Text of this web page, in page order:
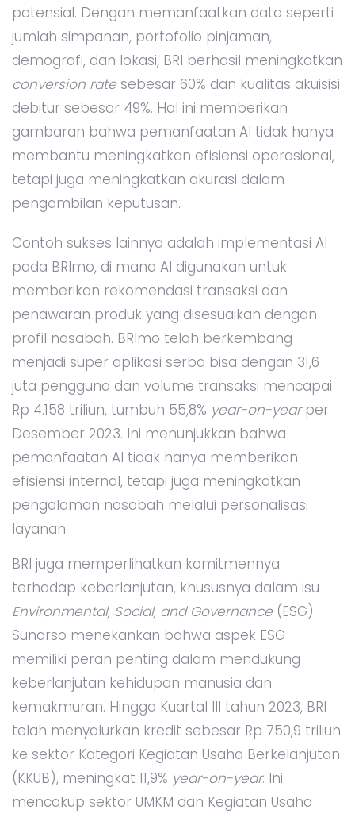
potensial. Dengan memanfaatkan data seperti
jumlah simpanan, portofolio pinjaman,
demografi, dan lokasi, BRI berhasil meningkatkan
conversion rate sebesar 60% dan kualitas akuisisi
debitur sebesar 49%. Hal ini memberikan
gambaran bahwa pemanfaatan AI tidak hanya
membantu meningkatkan efisiensi operasional,
tetapi juga meningkatkan akurasi dalam
pengambilan keputusan.
Contoh sukses lainnya adalah implementasi AI
pada BRImo, di mana AI digunakan untuk
memberikan rekomendasi transaksi dan
penawaran produk yang disesuaikan dengan
profil nasabah. BRImo telah berkembang
menjadi super aplikasi serba bisa dengan 31,6
juta pengguna dan volume transaksi mencapai
Rp 4.158 triliun, tumbuh 55,8% year-on-yearper
Desember 2023. Ini menunjukkan bahwa
pemanfaatan AI tidak hanya memberikan
efisiensi internal, tetapi juga meningkatkan
pengalaman nasabah melalui personalisasi
layanan.
BRI juga memperlihatkan komitmennya
terhadap keberlanjutan, khususnya dalam isu
Environmental, Social, and Governance (ESG).
Sunarso menekankan bahwa aspek ESG
memiliki peran penting dalam mendukung
keberlanjutan kehidupan manusia dan
kemakmuran. Hingga Kuartal III tahun 2023, BRI
telah menyalurkan kredit sebesar Rp 750,9 triliun
ke sektor Kategori Kegiatan Usaha Berkelanjutan
(KKUB), meningkat 11,9% year-on-year. Ini
mencakup sektor UMKM dan Kegiatan Usaha